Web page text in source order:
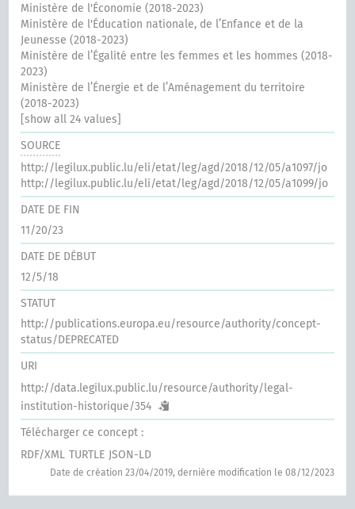
Ministère de l'Économie (2018-2023)
Ministère de l'Éducation nationale, de l’Enfance et de la
Jeunesse (2018-2023)
Ministère de l’Égalité entre les femmes et les hommes (2018-
2023)
Ministère de l’Énergie et de l’Aménagement du territoire
(2018-2023)
[show all 24 values]
SOURCE
http://legilux.public.lu/eli/etat/leg/agd/2018/12/05/a1097/jo
http://legilux.public.lu/eli/etat/leg/agd/2018/12/05/a1099/jo
DATE DE FIN
11/20/23
DATE DE DÉBUT
12/5/18
STATUT
http://publications.europa.eu/resource/authority/concept-
status/DEPRECATED
URI
http://data.legilux.public.lu/resource/authority/legal-
institution-historique/354
Télécharger ce concept :
RDF/XML TURTLE JSON-LD
Date de création 23/04/2019, dernière modification le 08/12/2023